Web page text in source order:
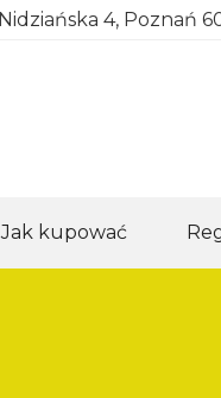
4, Poznań
Jak kupować